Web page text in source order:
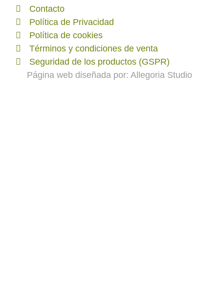
Contacto
Política de Privacidad
Política de cookies
Términos y condiciones de venta
Seguridad de los productos (GSPR)
Página web diseñada por: Allegoria Studio